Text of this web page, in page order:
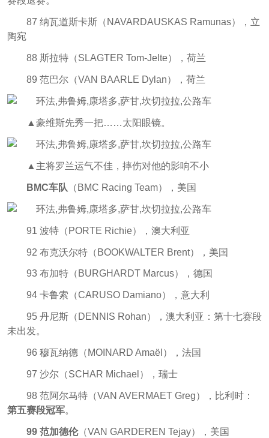
87 纳瓦道斯卡斯（NAVARDAUSKAS Ramunas），立
陶宛
88 斯拉特（SLAGTER Tom-Jelte），荷兰
89 范巴尔（VAN BAARLE Dylan），荷兰
▲豪维斯先秀一把……太阳眼镜。
▲主将罗兰运气不佳，摔伤对他的影响不小
BMC车队 （BMC Racing Team），美国
91 波特（PORTE Richie），澳大利亚
92 布克沃尔特（BOOKWALTER Brent），美国
93 布加特（BURGHARDT Marcus），德国
94 卡鲁索（CARUSO Damiano），意大利
95 丹尼斯（DENNIS Rohan），澳大利亚：第十七赛段
未出发。
96 穆瓦纳德（MOINARD Amaël），法国
97 沙尔（SCHAR Michael），瑞士
98 范阿尔马特（VAN AVERMAET Greg），比利时：
第五赛段冠军。
99 范加德伦（VAN GARDEREN Tejay），美国